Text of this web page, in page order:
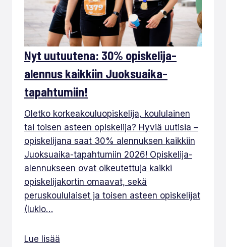
Nyt uutuutena: 30% opiskelija-
alennus kaikkiin Juoksuaika-
tapahtumiin!
Oletko korkeakouluopiskelija, koululainen
tai toisen asteen opiskelija? Hyviä uutisia –
opiskelijana saat 30% alennuksen kaikkiin
Juoksuaika-tapahtumiin 2026! Opiskelija-
alennukseen ovat oikeutettuja kaikki
opiskelijakortin omaavat, sekä
peruskoululaiset ja toisen asteen opiskelijat
(lukio…
Lue lisää